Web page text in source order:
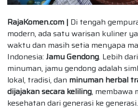
RajaKomen.com | Di tengah
modern, ada satu warisan kuliner
waktu dan masih setia menyapa
Indonesia: Jamu Gendong. Lebih
minuman, jamu gendong adalah
lokal, tradisi, dan minuman herbal
dijajakan secara keliling, membawa
kesehatan dari generasi ke generasi.